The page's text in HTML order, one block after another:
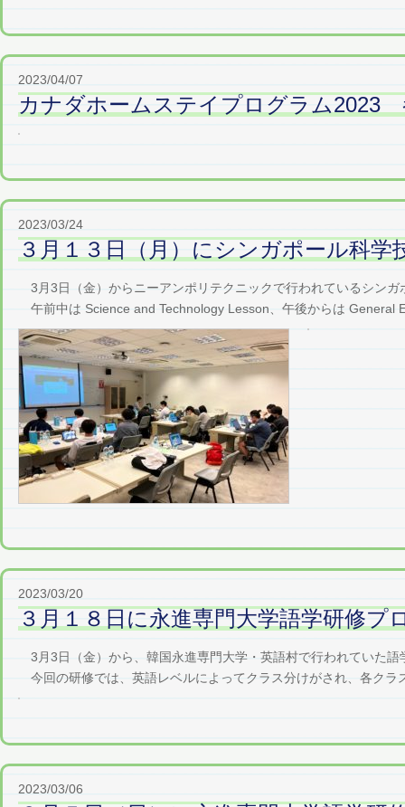
2023/04/07
カナダホームステイプログラム2023
2023/03/24
３月１３日（月）にシンガポール科
3月3日（金）からニーアンポリテクニックで行われているシン
午前中は Science and Technology Lesson、午後からは General
2023/03/20
３月１８日に永進専門大学語学研修
3月3日（金）から、韓国永進専門大学・英語村で行われていた
今回の研修では、英語レベルによってクラス分けがされ、各クラ
2023/03/06